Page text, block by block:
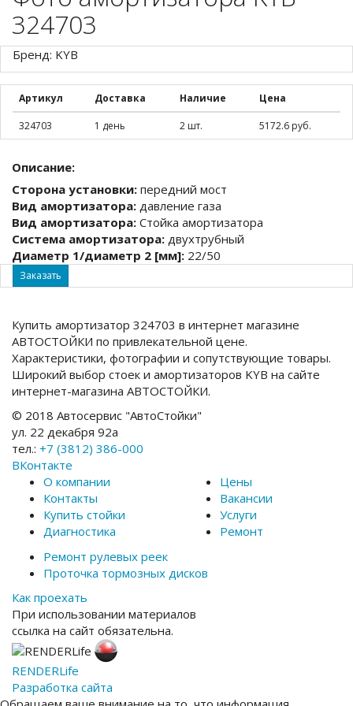
324703
Бренд: KYB
Артикул Доставка Наличие Цена
324703 1 день 2 шт. 5172.6 руб.
Описание:
Сторона установки: передний мост
Вид амортизатора: давление газа
Вид амортизатора: Стойка амортизатора
Система амортизатора: двухтрубный
Диаметр 1/диаметр 2 [мм]: 22/50
Заказать
Купить амортизатор 324703 в интернет магазине
АВТОСТОЙКИ по привлекательной цене.
Характеристики, фотографии и сопутствующие товары.
Широкий выбор стоек и амортизаторов KYB на сайте
интернет-магазина АВТОСТОЙКИ.
© 2018 Автосервис "АвтоСтойки"
ул. 22 декабря 92а
тел.: +7 (3812) 386-000
ВКонтакте
О компании
Контакты
Купить стойки
Диагностика
Цены
Вакансии
Услуги
Ремонт
Ремонт рулевых реек
Проточка тормозных дисков
Как проехать
При использовании материалов
ссылка на сайт обязательна.
RENDERLife
Разработка сайта